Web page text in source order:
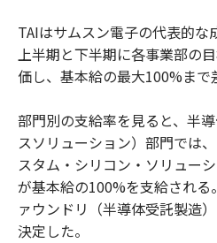
TAIはサムスン電子の代表的な
上半期と下半期に各事業部の
価し、基本給の最大100%まで
部門別の支給率を見ると、半
スソリューション）部門では
スタム・シリコン・ソリュー
が基本給の100%を支給される
ァウンドリ（半導体受託製造
決定した。